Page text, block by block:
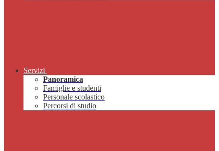
Servizi
Panoramica
Famiglie e studenti
Personale scolastico
Percorsi di studio